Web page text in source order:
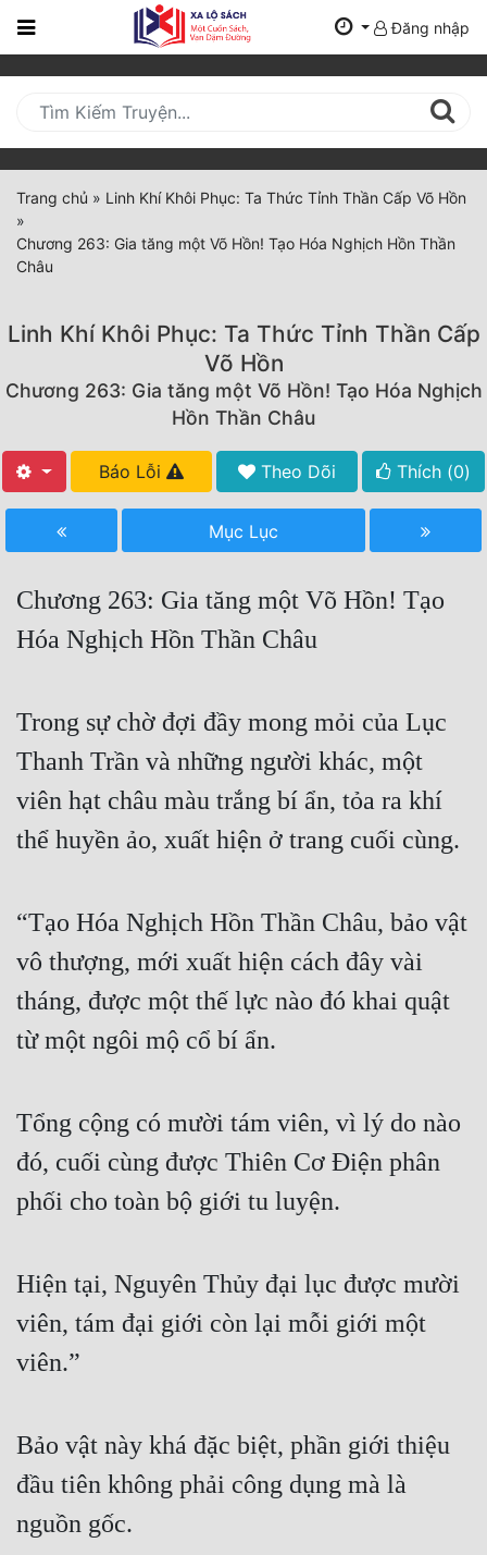
Trang
Mới
Cập
Nhật
(current)
BXH
Truyện Mới Ra
Truyện Convert
Truyện Dịch
Truyện ngắn
Cổ Tiên Hiệp
Cổ Đại
Du Hí
Dị Giới
Dị Năng
Gia Đấu
Góc Nhìn Nữ
Huyền Huyễn
Hài Hước
Hệ Thống
Đăng nhập
Trang chủ » Linh Khí Khôi Phục: Ta Thức Tỉnh Thần Cấp Võ Hồn
»
Chương 263: Gia tăng một Võ Hồn! Tạo Hóa Nghịch Hồn Thần
Châu
Linh Khí Khôi Phục: Ta Thức Tỉnh Thần Cấp
Võ Hồn
Chương 263: Gia tăng một Võ Hồn! Tạo Hóa Nghịch
Hồn Thần Châu
Báo Lỗi Theo Dõi Thích (0)
Mục Lục
Chương 263: Gia tăng một Võ Hồn! Tạo
Hóa Nghịch Hồn Thần Châu
Trong sự chờ đợi đầy mong mỏi của Lục
Thanh Trần và những người khác, một
viên hạt châu màu trắng bí ẩn, tỏa ra khí
thể huyền ảo, xuất hiện ở trang cuối cùng.
“Tạo Hóa Nghịch Hồn Thần Châu, bảo vật
vô thượng, mới xuất hiện cách đây vài
tháng, được một thế lực nào đó khai quật
từ một ngôi mộ cổ bí ẩn.
Tổng cộng có mười tám viên, vì lý do nào
đó, cuối cùng được Thiên Cơ Điện phân
phối cho toàn bộ giới tu luyện.
Hiện tại, Nguyên Thủy đại lục được mười
viên, tám đại giới còn lại mỗi giới một
viên.”
Bảo vật này khá đặc biệt, phần giới thiệu
đầu tiên không phải công dụng mà là
nguồn gốc.